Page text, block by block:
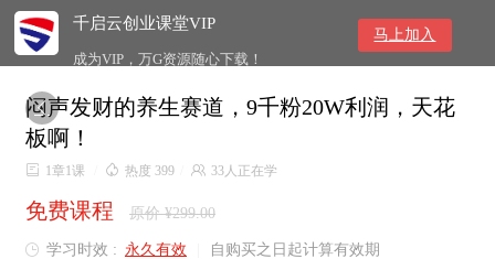
千启云创业课堂VIP
成为VIP，万G资源随心下载！
马上加入

闷声发财的养生赛道，9千粉20W利润，天花
板啊！
 1章1课  热度 399  33人正在学
免费课程 原价 ¥299.00
 学习时效 : 永久有效 自购买之日起计算有效期